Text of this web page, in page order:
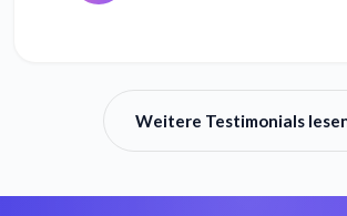
Weitere Testimonials